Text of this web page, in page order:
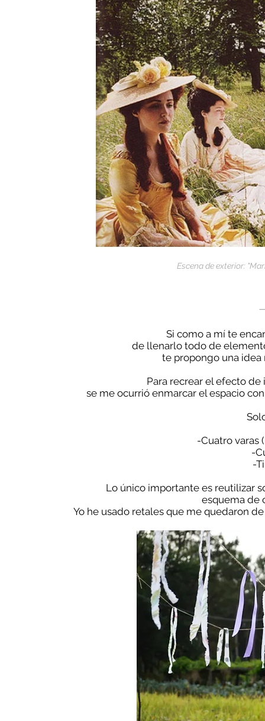
Escena de exterior:
Si como a mí te
de llenarlo todo de
te propongo una idea
Para recrear el efecto
se me ocurrió enmarcar el espacio
-Cuatro varas
-
-
Lo único importante es reutilizar
esquema de
Yo he usado retales que me quedaron